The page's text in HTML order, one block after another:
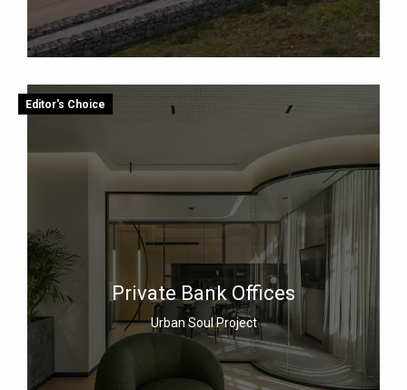
Editor's Choice
Private Bank Offices
Urban Soul Project